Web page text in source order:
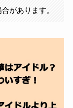
があります。